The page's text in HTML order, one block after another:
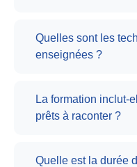
Quelles sont les
enseignées ?
La formation inclut-
prêts à raconter ?
Quelle est la durée